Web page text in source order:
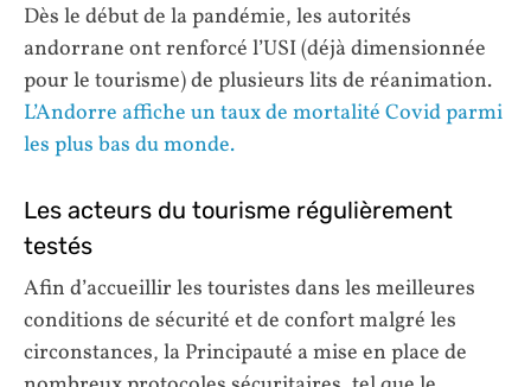
Dès le début de la pandémie, les autorités
andorrane ont renforcé l’USI (déjà dimensionnée
pour le tourisme) de plusieurs lits de réanimation.
L’Andorre affiche un taux de mortalité Covid parmi
les plus bas du monde.
Les acteurs du tourisme régulièrement
testés
Afin d’accueillir les touristes dans les meilleures
conditions de sécurité et de confort malgré les
circonstances, la Principauté a mise en place de